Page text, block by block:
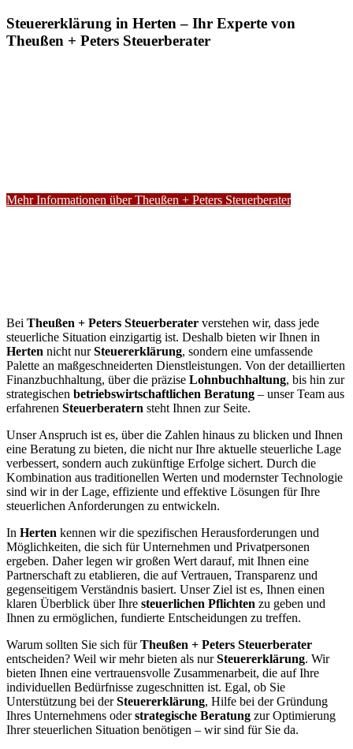
Steuererklärung in Herten – Ihr Experte von
Theußen + Peters Steuerberater
Mehr Informationen über Theußen + Peters Steuerberater
Bei Theußen + Peters Steuerberater verstehen wir, dass jede
steuerliche Situation einzigartig ist. Deshalb bieten wir Ihnen in
Herten nicht nurSteuererklärung, sondern eine umfassende
Palette an maßgeschneiderten Dienstleistungen. Von der detaillierten
Finanzbuchhaltung, über die präzise Lohnbuchhaltung, bis hin zur
strategischen betriebswirtschaftlichen Beratung – unser Team aus
erfahrenen Steuerberatern steht Ihnen zur Seite.
Unser Anspruch ist es, über die Zahlen hinaus zu blicken und Ihnen
eine Beratung zu bieten, die nicht nur Ihre aktuelle steuerliche Lage
verbessert, sondern auch zukünftige Erfolge sichert. Durch die
Kombination aus traditionellen Werten und modernster Technologie
sind wir in der Lage, effiziente und effektive Lösungen für Ihre
steuerlichen Anforderungen zu entwickeln.
In Herten kennen wir die spezifischen Herausforderungen und
Möglichkeiten, die sich für Unternehmen und Privatpersonen
ergeben. Daher legen wir großen Wert darauf, mit Ihnen eine
Partnerschaft zu etablieren, die auf Vertrauen, Transparenz und
gegenseitigem Verständnis basiert. Unser Ziel ist es, Ihnen einen
klaren Überblick über Ihre steuerlichen Pflichten zu geben und
Ihnen zu ermöglichen, fundierte Entscheidungen zu treffen.
Warum sollten Sie sich fürTheußen + Peters Steuerberater
entscheiden? Weil wir mehr bieten als nurSteuererklärung. Wir
bieten Ihnen eine vertrauensvolle Zusammenarbeit, die auf Ihre
individuellen Bedürfnisse zugeschnitten ist. Egal, ob Sie
Unterstützung bei derSteuererklärung, Hilfe bei der Gründung
Ihres Unternehmens oderstrategische Beratung zur Optimierung
Ihrer steuerlichen Situation benötigen – wir sind für Sie da.